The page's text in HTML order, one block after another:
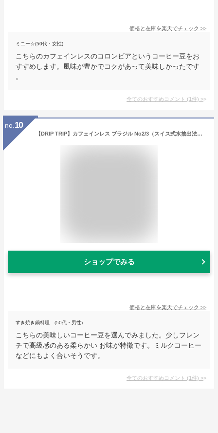
価格と在庫を楽天でチェック >>
ミニー☆(50代・女性)
こちらのカフェインレスのコロンビアというコーヒー豆をお
すすめします。風味が豊かでコクがあって美味しかったです
。
全てのおすすめコメント (1件) >
no. 10
【DRIP TRIP】カフェインレス ブラジル No2/3（スイス式水抽出法） デカフェ コーヒー豆 受注焙煎 選べる焙煎度合い 送料無料 珈琲 珈琲豆 コーヒー スペシャルティコーヒー 粉 400g 800g 1kg 2kg
ショップでみる
価格と在庫を楽天でチェック >>
すき焼き鍋料理 (50代・男性)
こちらの美味しいコーヒー豆を選んでみました。少しフレン
チで高級感のある柔らかい お味が特徴です。ミルクコーヒー
などにもよく合いそうです。
全てのおすすめコメント (1件) >